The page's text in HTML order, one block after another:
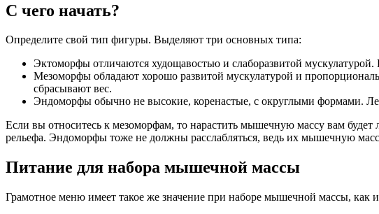
С чего начать?
Определите свой тип фигуры. Выделяют три основных типа:
Эктоморфы отличаются худощавостью и слаборазвитой
Мезоморфы обладают хорошо развитой мускулатурой и
сбрасывают вес.
Эндоморфы обычно не высокие, коренастые, с округлыми формами.
Если вы относитесь к мезоморфам, то нарастить мышечную массу вам
рельефа. Эндоморфы тоже не должны расслабляться, ведь их мышечную
Питание для набора мышечной массы
Грамотное меню имеет такое же значение при наборе мышечной массы,